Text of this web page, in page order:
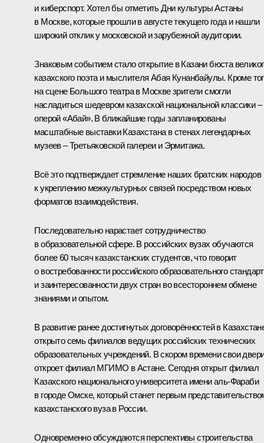
и киберспорт. Хотел бы отметить Дни культуры Астаны
в Москве, которые прошли в августе текущего года и нашли
широкий отклик у московской и зарубежной аудитории.
Знаковым событием стало открытие в Казани бюста
казахского поэта и мыслителя Абая Кунанбайулы. Кроме
на сцене Большого театра в Москве зрители смогли
насладиться шедевром казахской национальной классики –
оперой «Абай». В ближайшие годы запланированы
масштабные выставки Казахстана в стенах легендарных
музеев – Третьяковской галереи и Эрмитажа.
Всё это подтверждает стремление наших братских народов
к укреплению межкультурных связей посредством новых
форматов взаимодействия.
Последовательно нарастает сотрудничество
в образовательной сфере. В российских вузах обучаются
более 60 тысяч казахстанских студентов, что говорит
о востребованности российского образовательного
и заинтересованности двух стран во всестороннем обмене
знаниями и опытом.
В развитие ранее достигнутых договорённостей в
открыто семь филиалов ведущих российских технических
образовательных учреждений. В скором времени свои
откроет филиал МГИМО в Астане. Сегодня открыт филиал
Казахского национального университета имени аль-Фараби
в городе Омске, который станет первым
казахстанского вуза в России.
Одновременно обсуждаются перспективы строительства